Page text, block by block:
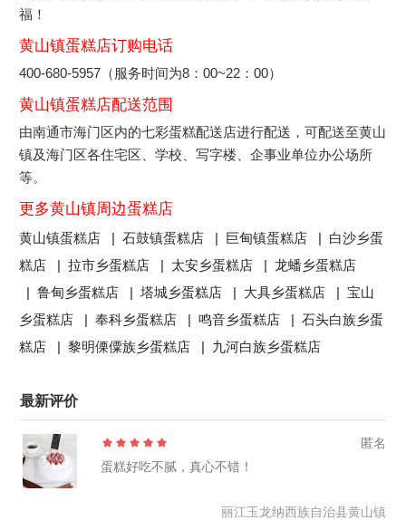
福！
黄山镇蛋糕店订购电话
400-680-5957（服务时间为8：00~22：00）
黄山镇蛋糕店配送范围
由南通市海门区内的七彩蛋糕配送店进行配送，可配送至黄山
镇及海门区各住宅区、学校、写字楼、企事业单位办公场所
等。
更多黄山镇周边蛋糕店
黄山镇蛋糕店 |石鼓镇蛋糕店 | 巨甸镇蛋糕店 | 白沙乡蛋
糕店 |拉市乡蛋糕店 | 太安乡蛋糕店 |龙蟠乡蛋糕店
|鲁甸乡蛋糕店 |塔城乡蛋糕店 | 大具乡蛋糕店 |宝山
乡蛋糕店 |奉科乡蛋糕店 |鸣音乡蛋糕店 |石头白族乡蛋
糕店 |黎明傈僳族乡蛋糕店 | 九河白族乡蛋糕店
最新评价
匿名
蛋糕好吃不腻，真心不错！
丽江玉龙纳西族自治县黄山镇